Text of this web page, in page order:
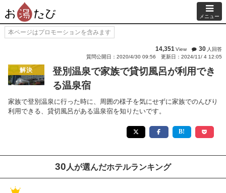
メニュー
本ページはプロモーションを含みます
14,351View 30 人回答
質問公開日：2020/4/30 09:56
更新日：2024/11/ 4 12:05
解決
登別温泉で家族で貸切風呂が利用でき
る温泉宿
家族で登別温泉に行った時に、周囲の様子を気にせずに家族でのんびり
利用できる、貸切風呂がある温泉宿を知りたいです。
30 人が選んだホテルランキング